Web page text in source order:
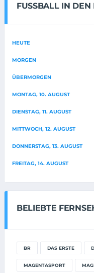
FUSSBALL IN DEN
HEUTE
MORGEN
ÜBERMORGEN
MONTAG, 10. AUGUST
DIENSTAG, 11. AUGUST
MITTWOCH, 12. AUGUST
DONNERSTAG, 13. AUGUST
FREITAG, 14. AUGUST
BELIEBTE
BR DAS ERSTE
MAGENTASPORT